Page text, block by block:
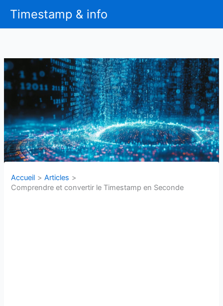
contenu
Timestamp & info
Accueil
Articles
Comprendre et convertir le Timestamp en Seconde